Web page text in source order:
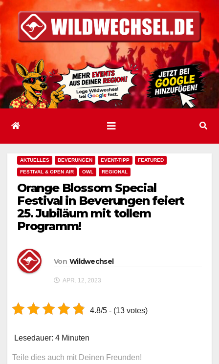
Inhalt
springen
AKTUELLES BEVERUNGEN EVENT-TIPP FEATURED
FESTIVAL & OPEN AIR OWL REGIONAL
Orange Blossom Special
Festival in Beverungen feiert
25. Jubiläum mit tollem
Programm!
Von Wildwechsel
APR. 12, 2023
4.8/5 - (13 votes)
Lesedauer: 4 Minuten
Teile dies auch mit Deinen Freunden!